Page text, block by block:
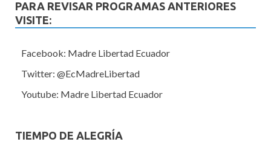
PARA REVISAR PROGRAMAS ANTERIORES
VISITE:
Facebook: Madre Libertad Ecuador
Twitter: @EcMadreLibertad
Youtube: Madre Libertad Ecuador
TIEMPO DE ALEGRÍA